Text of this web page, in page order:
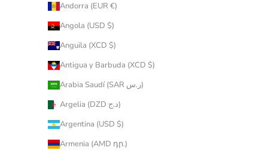
Andorra (EUR €)
Angola (USD $)
Anguila (XCD $)
Antigua y Barbuda (XCD $)
Arabia Saudí (SAR ر.س)
Argelia (DZD د.ج)
Argentina (USD $)
Armenia (AMD դր.)